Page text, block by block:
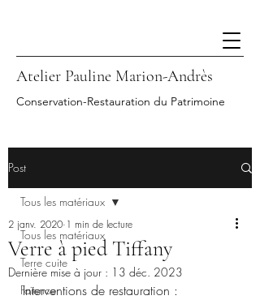
Atelier Pauline Marion-Andrès
Conservation-Restauration du Patrimoine
Post
Tous les matériaux
Terre cuite
Faïence
Tous les matériaux
Verre à pied Tiffany
2 janv. 2020 1 min de lecture
Dernière mise à jour : 13 déc. 2023
Interventions de restauration :